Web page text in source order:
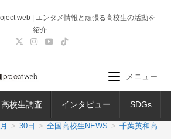
web | エンタメ情報と頑張る高校生の活動を
紹介
高校生調査 インタビュー SDGs
メニュー
> 30日 > 全国高校生NEWS > 千葉英和高等